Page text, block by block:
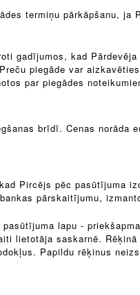
termiņu pārkāpšanu,
gadījumos, kad
piegāde var
par piegādes
brīdī. Cenas norāda
Pircējs pēc pasūtījuma
pārskaitījumu,
lapu -
lietotāja saskarnē.
Papildu rēķinus